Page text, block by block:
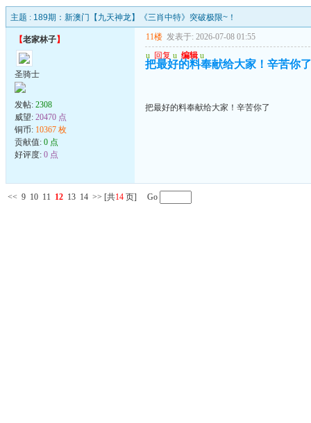
主题 : 189期：新澳门【九天神龙】《三肖中特》突破极限~！
【老家林子】
圣骑士
发帖: 2308
威望: 20470 点
铜币: 10367 枚
贡献值: 0 点
好评度: 0 点
11楼 发表于: 2026-07-08 01:55
u 回复 u 编辑 u
把最好的料奉献给大家！辛苦你了
把最好的料奉献给大家！辛苦你了
<< 9 10 11 12 13 14 >> [共14 页] Go